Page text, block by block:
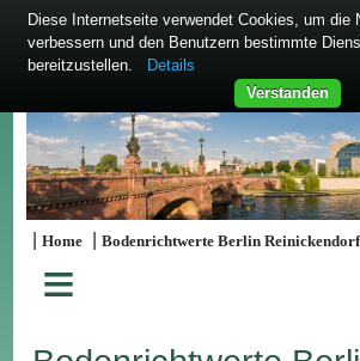
|Home |Bodenrichtwerte Berlin
≡
Diese Internetseite verwendet Cookies, um die
verbessern und den Benutzern bestimmte
bereitzustellen.
Details
Verstanden